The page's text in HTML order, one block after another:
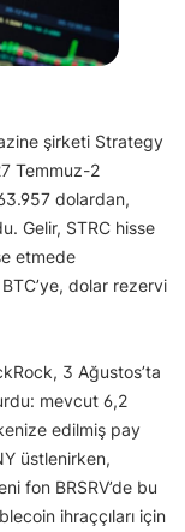
şirketi Strategy
Temmuz-2
dolardan,
Gelir, STRC hisse
etmede
dolar rezervi
3 Ağustos’ta
mevcut 6,2
edilmiş pay
üstlenirken,
fon BRSRV’de bu
ihraççıları için